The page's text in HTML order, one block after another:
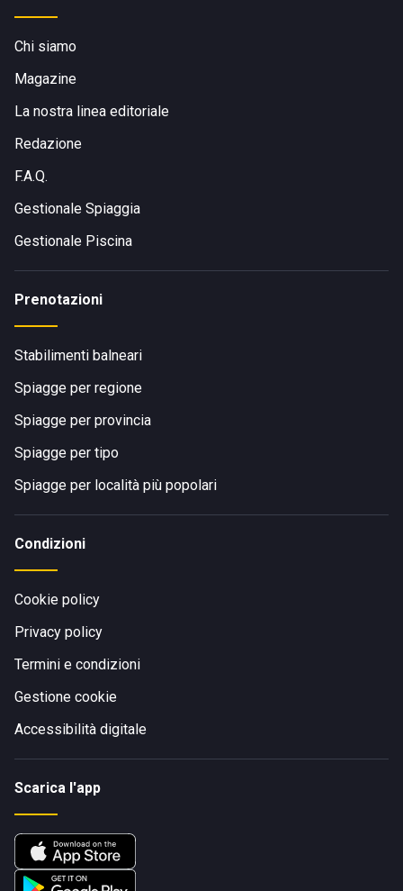
Chi siamo
Magazine
La nostra linea editoriale
Redazione
F.A.Q.
Gestionale Spiaggia
Gestionale Piscina
Prenotazioni
Stabilimenti balneari
Spiagge per regione
Spiagge per provincia
Spiagge per tipo
Spiagge per località più popolari
Condizioni
Cookie policy
Privacy policy
Termini e condizioni
Gestione cookie
Accessibilità digitale
Scarica l'app